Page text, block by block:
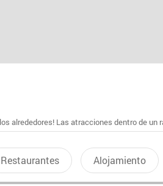
alrededores! Las atracciones dentro de
Restaurantes Alojamiento